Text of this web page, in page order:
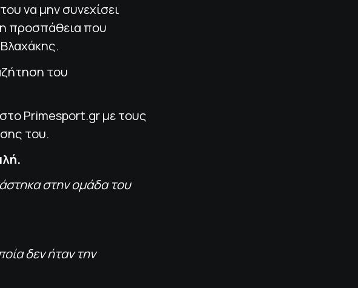
να μην συνεχίσει
προσπάθεια που
του
Primesport.gr με τους
του.
στην ομάδα του
δεν ήταν την